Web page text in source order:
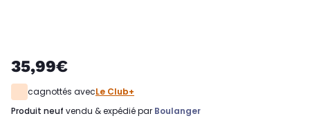
35,99€
cagnottés avecLe Club+
produit neuf vendu & expédié par Boulanger